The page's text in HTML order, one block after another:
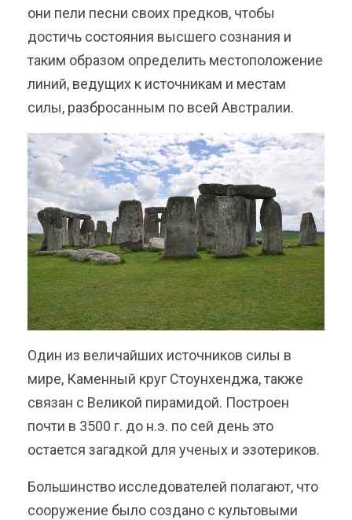
они пели песни своих предков, чтобы
достичь состояния высшего сознания и
таким образом определить местоположение
линий, ведущих к источникам и местам
силы, разбросанным по всей Австралии.
Один из величайших источников силы в
мире, Каменный круг Стоунхенджа, также
связан с Великой пирамидой. Построен
почти в 3500 г. до н.э. по сей день это
остается загадкой для ученых и эзотериков.
Большинство исследователей полагают, что
сооружение было создано с культовыми